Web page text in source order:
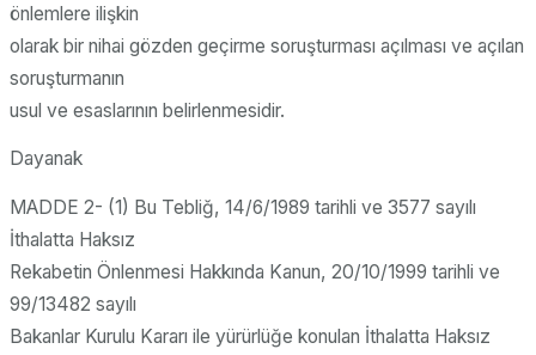
önlemlere ilişkin
olarak bir nihai gözden geçirme soruşturması açılması ve açılan
soruşturmanın
usul ve esaslarının belirlenmesidir.
Dayanak
MADDE 2- (1) Bu Tebliğ, 14/6/1989 tarihli ve 3577 sayılı
İthalatta Haksız
Rekabetin Önlenmesi Hakkında Kanun, 20/10/1999 tarihli ve
99/13482 sayılı
Bakanlar Kurulu Kararı ile yürürlüğe konulan İthalatta Haksız